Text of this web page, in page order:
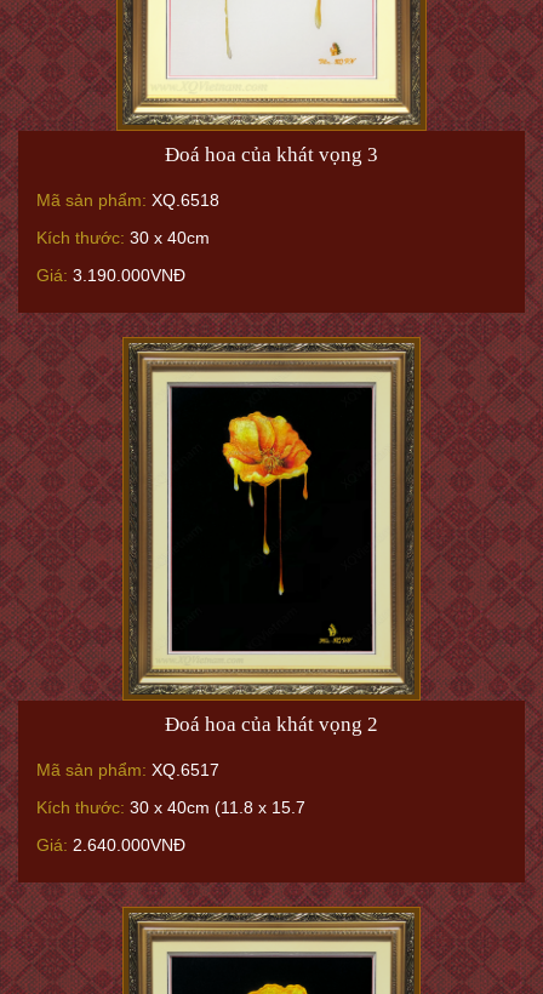
Đoá hoa của khát vọng 3
Mã sản phẩm: XQ.6518
Kích thước: 30 x 40cm
Giá: 3.190.000VNĐ
Đoá hoa của khát vọng 2
Mã sản phẩm: XQ.6517
Kích thước: 30 x 40cm (11.8 x 15.7
Giá: 2.640.000VNĐ